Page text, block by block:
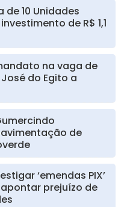
10 Unidades
de R$ 1,1
na vaga de
do Egito a
de
‘emendas PIX’
prejuízo de